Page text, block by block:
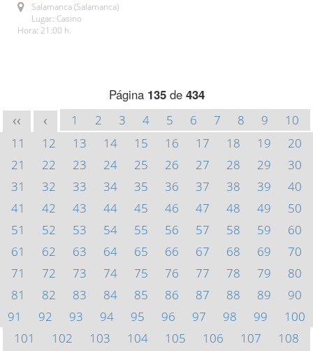
Salamanca (Salamanca)
Lugar: Casino
Hora: 21:00 h.
Página 135de 434
<< < 1 2 3 4 5 6 7 8 9
10
11
12 13 14 15 16 17 18 19
20
21
22 23 24 25 26 27 28 29
30
31
32 33 34 35 36 37 38 39
40
41
42 43 44 45 46 47 48 49
50
51
52 53 54 55 56 57 58 59
60
61
62 63 64 65 66 67 68 69
70
71
72 73 74 75 76 77 78 79
80
81
82 83 84 85 86 87 88 89
90
91
92 93 94 95 96 97 98 99
100
101
102 103 104 105 106 107
108